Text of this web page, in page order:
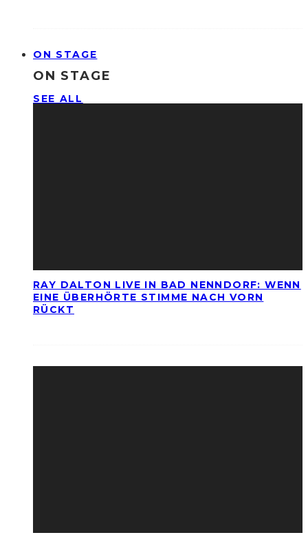
ON STAGE
ON STAGE
SEE ALL
RAY DALTON LIVE IN BAD NENNDORF: WENN
EINE ÜBERHÖRTE STIMME NACH VORN
RÜCKT